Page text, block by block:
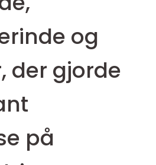
og
der gjorde
på